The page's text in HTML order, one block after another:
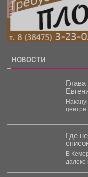
реклама
НОВОСТИ
Глава
центре
Где
В
далеко